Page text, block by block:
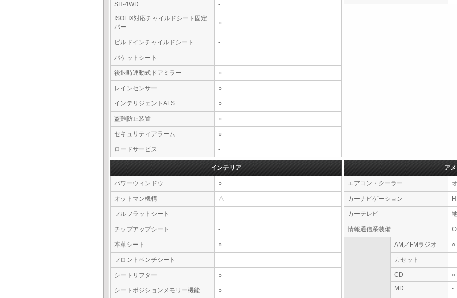
SH-4WD
-
ISOFIX対応チャイルドシート固定
バー
○
ビルドインチャイルドシート -
バケットシート -
後退時連動式ドアミラー ○
レインセンサー ○
インテリジェントAFS ○
盗難防止装置 ○
セキュリティアラーム ○
ロードサービス -
インテリア
パワーウィンドウ ○
オットマン機構 △
フルフラットシート -
チップアップシート -
本革シート ○
フロントベンチシート -
シートリフター ○
シートポジションメモリー機能 ○
ア
エアコン・クーラー
カーナビゲーション
カーテレビ
情報通信系装備
AM／FMラジオ ○
カセット -
CD
○
MD
-